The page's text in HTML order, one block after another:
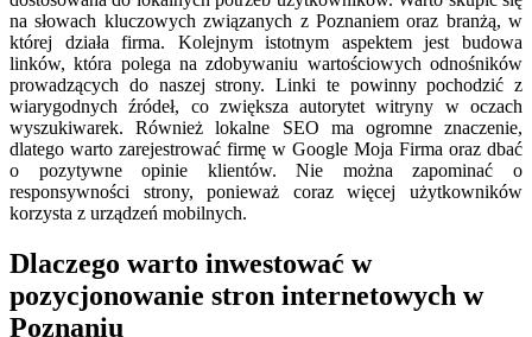
na słowach kluczowych związanych z Poznaniem oraz branżą, w
której działa firma. Kolejnym istotnym aspektem jest budowa
linków, która polega na zdobywaniu wartościowych odnośników
prowadzących do naszej strony. Linki te powinny pochodzić z
wiarygodnych źródeł, co zwiększa autorytet witryny w oczach
wyszukiwarek. Również lokalne SEO ma ogromne znaczenie,
dlatego warto zarejestrować firmę w Google Moja Firma oraz dbać
o pozytywne opinie klientów. Nie można zapominać o
responsywności strony, ponieważ coraz więcej użytkowników
korzysta z urządzeń mobilnych.
Dlaczego warto inwestować w
pozycjonowanie stron internetowych w
Poznaniu